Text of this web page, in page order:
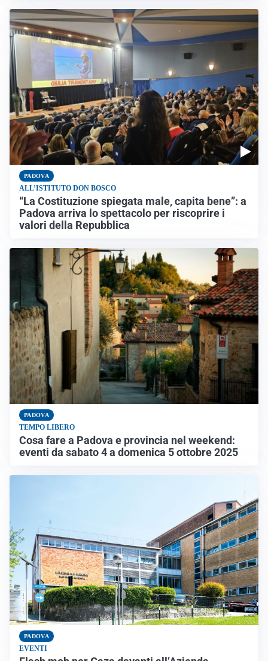
PADOVA
ALL’ISTITUTO DON BOSCO
“La Costituzione spiegata male, capita bene”: a
Padova arriva lo spettacolo per riscoprire i
valori della Repubblica
PADOVA
TEMPO LIBERO
Cosa fare a Padova e provincia nel weekend:
eventi da sabato 4 a domenica 5 ottobre 2025
PADOVA
EVENTI